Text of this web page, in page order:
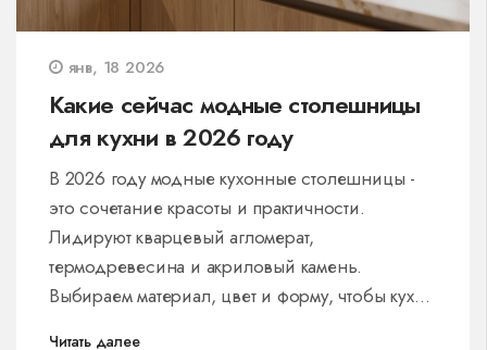
янв, 18 2026
Какие сейчас модные столешницы
для кухни в 2026 году
В 2026 году модные кухонные столешницы -
это сочетание красоты и практичности.
Лидируют кварцевый агломерат,
термодревесина и акриловый камень.
Выбираем материал, цвет и форму, чтобы кухня
Читать далее